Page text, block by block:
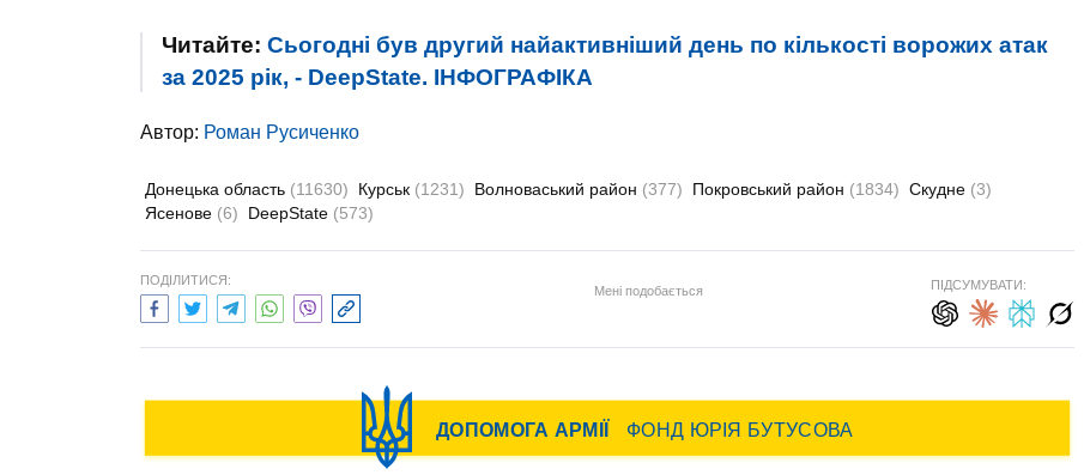
Читайте: Cьогодні був другий найактивніший день по кількості ворожих атак
за 2025 рік, - DeepState. ІНФОГРАФІКА
Автор: Роман Русиченко
Донецька область (11630) Курськ (1231) Волноваський район (377) Покровський район (1834) Скудне (3)
Ясенове (6) DeepState (573)
ПОДІЛИТИСЯ:
Мені подобається ПІДСУМУВАТИ: